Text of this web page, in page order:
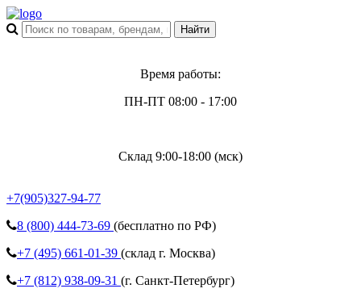
Время работы:
ПН-ПТ 08:00 - 17:00
Склад 9:00-18:00 (мск)
+7(905)327-94-77
8 (800) 444-73-69 (бесплатно по РФ)
+7 (495) 661-01-39 (склад г. Москва)
+7 (812) 938-09-31 (г. Санкт-Петербург)